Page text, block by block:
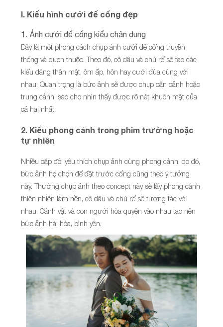
I. Kiểu hình cưới để cổng đẹp
1. Ảnh cưới để cổng kiểu chân dung
Đây là một phong cách chụp ảnh cưới để cổng truyền
thống và quen thuộc. Theo đó, cô dâu và chú rể sẽ tạo các
kiểu dáng thân mật, ôm ấp, hôn hay cười đùa cùng với
nhau. Quan trọng là bức ảnh sẽ được chụp cận cảnh hoặc
trung cảnh, sao cho nhìn thấy được rõ nét khuôn mặt của
cả hai nhất.
2. Kiểu phong cảnh trong phim trường hoặc
tự nhiên
Nhiều cặp đôi yêu thích chụp ảnh cùng phong cảnh, do đó,
bức ảnh họ chọn để đặt trước cổng cũng theo ý tưởng
này. Thường chụp ảnh theo concept này sẽ lấy phong cảnh
thiên nhiên làm nền, cô dâu và chú rể sẽ tương tác với
nhau. Cảnh vật và con người hòa quyện vào nhau tạo nên
bức ảnh hài hòa, bình yên.